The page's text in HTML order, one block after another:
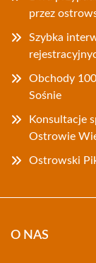
przez
Szybka
Obchody
Sośnie
Konsultacje
Ostrowie
Ostrowski
O NAS